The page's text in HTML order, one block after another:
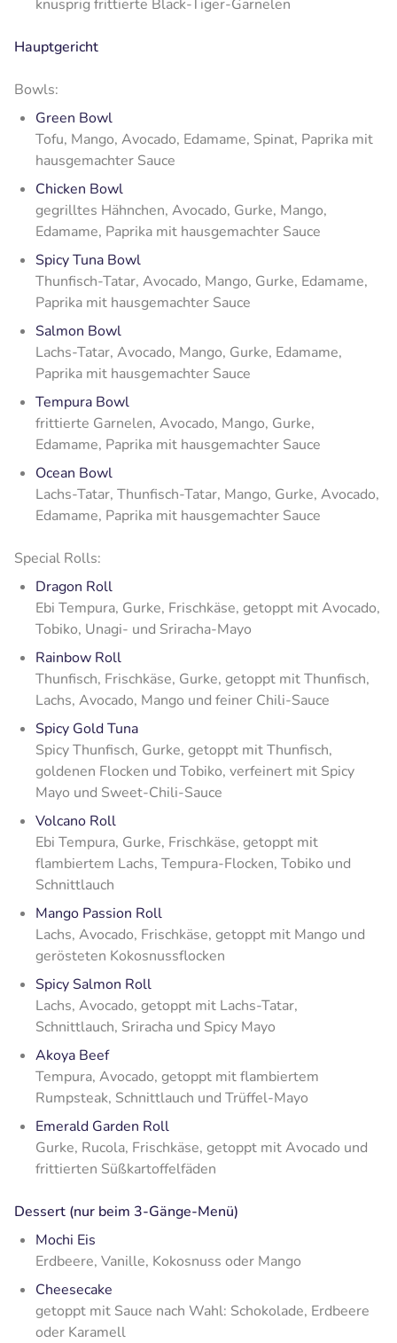
knusprig frittierte Black-Tiger-Garnelen
Hauptgericht
Bowls:
Green Bowl
Tofu, Mango, Avocado, Edamame, Spinat, Paprika mit
hausgemachter Sauce
Chicken Bowl
gegrilltes Hähnchen, Avocado, Gurke, Mango,
Edamame, Paprika mit hausgemachter Sauce
Spicy Tuna Bowl
Thunfisch-Tatar, Avocado, Mango, Gurke, Edamame,
Paprika mit hausgemachter Sauce
Salmon Bowl
Lachs-Tatar, Avocado, Mango, Gurke, Edamame,
Paprika mit hausgemachter Sauce
Tempura Bowl
frittierte Garnelen, Avocado, Mango, Gurke,
Edamame, Paprika mit hausgemachter Sauce
Ocean Bowl
Lachs-Tatar, Thunfisch-Tatar, Mango, Gurke, Avocado,
Edamame, Paprika mit hausgemachter Sauce
Special Rolls:
Dragon Roll
Ebi Tempura, Gurke, Frischkäse, getoppt mit Avocado,
Tobiko, Unagi- und Sriracha-Mayo
Rainbow Roll
Thunfisch, Frischkäse, Gurke, getoppt mit Thunfisch,
Lachs, Avocado, Mango und feiner Chili-Sauce
Spicy Gold Tuna
Spicy Thunfisch, Gurke, getoppt mit Thunfisch,
goldenen Flocken und Tobiko, verfeinert mit Spicy
Mayo und Sweet-Chili-Sauce
Volcano Roll
Ebi Tempura, Gurke, Frischkäse, getoppt mit
flambiertem Lachs, Tempura-Flocken, Tobiko und
Schnittlauch
Mango Passion Roll
Lachs, Avocado, Frischkäse, getoppt mit Mango und
gerösteten Kokosnussflocken
Spicy Salmon Roll
Lachs, Avocado, getoppt mit Lachs-Tatar,
Schnittlauch, Sriracha und Spicy Mayo
Akoya Beef
Tempura, Avocado, getoppt mit flambiertem
Rumpsteak, Schnittlauch und Trüffel-Mayo
Emerald Garden Roll
Gurke, Rucola, Frischkäse, getoppt mit Avocado und
frittierten Süßkartoffelfäden
Dessert (nur beim 3-Gänge-Menü)
Mochi Eis
Erdbeere, Vanille, Kokosnuss oder Mango
Cheesecake
getoppt mit Sauce nach Wahl: Schokolade, Erdbeere
oder Karamell